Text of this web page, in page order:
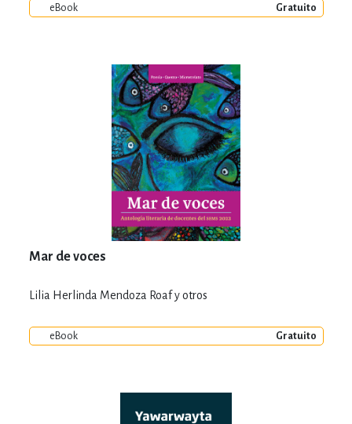
eBook Gratuito
Mar de voces
Lilia Herlinda Mendoza Roaf y otros
eBook Gratuito